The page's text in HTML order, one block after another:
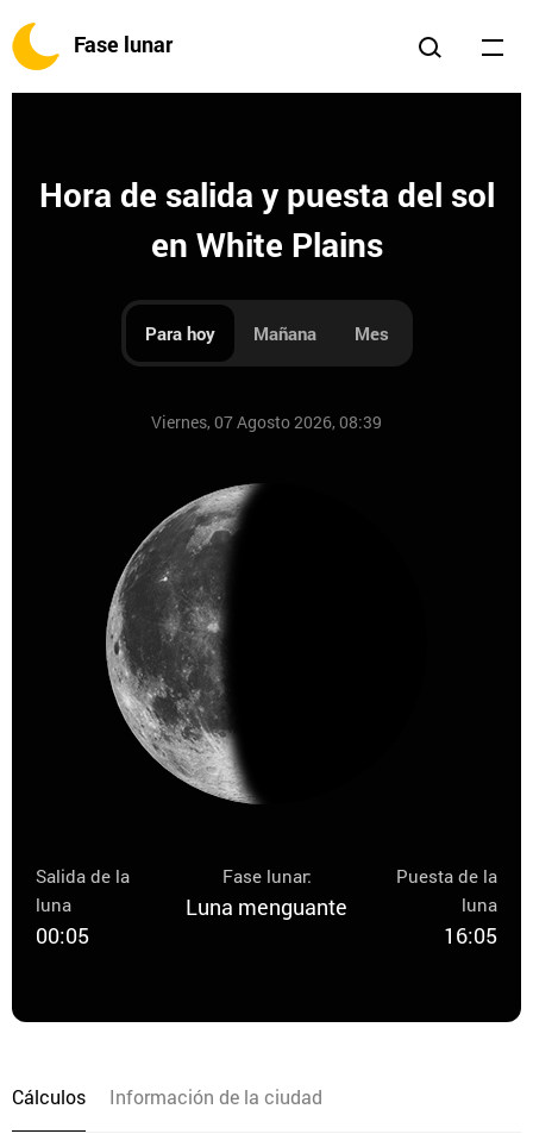
Fase lunar
Hora de salida y puesta del sol
en White Plains
Para hoy Mañana Mes
Viernes, 07 Agosto 2026, 08:39
Salida de la
luna
00:05
Fase lunar:
Luna menguante
Puesta de la
luna
16:05
Cálculos Información de la ciudad